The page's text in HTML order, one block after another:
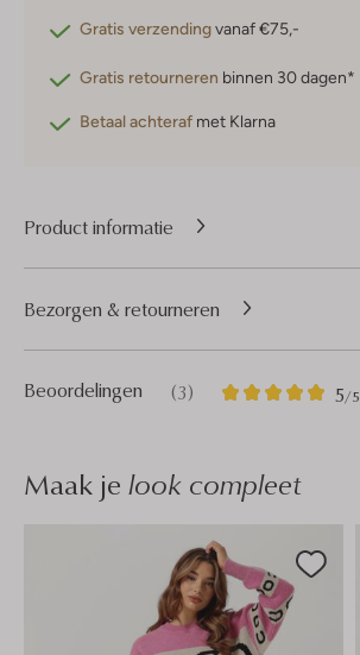
Gratis verzendingvanaf €75,-
Gratis retourneren binnen 30 dagen*
Betaal achteraf met Klarna
Product informatie
Beoordelingen (3) 5/5
3
5
Bezorgen & retourneren
Maak je look compleet